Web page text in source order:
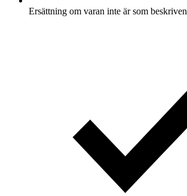
Ersättning om varan inte är som beskriven